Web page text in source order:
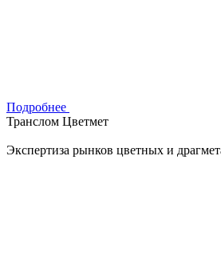
Подробнее
Транслом Цветмет
Экспертиза рынков цветных и